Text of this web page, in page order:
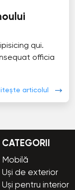
qui.
officia
articolul
CATEGORII
Mobilă
Uși de exterior
Uși pentru interior